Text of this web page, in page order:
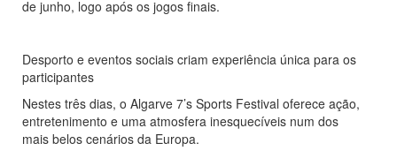
de junho, logo após os jogos finais.
Desporto e eventos sociais criam experiência única para os
participantes
Nestes três dias, o Algarve 7’s Sports Festival oferece ação,
entretenimento e uma atmosfera inesquecíveis num dos
mais belos cenários da Europa.